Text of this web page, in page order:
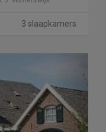
3 slaapkamers